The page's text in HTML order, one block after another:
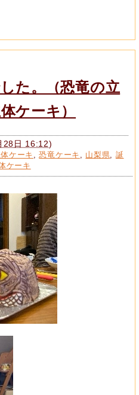
た。（恐竜の立
ケーキ）
28日 16:12)
ケーキ ,恐竜ケーキ 山梨県
誕
ケーキ